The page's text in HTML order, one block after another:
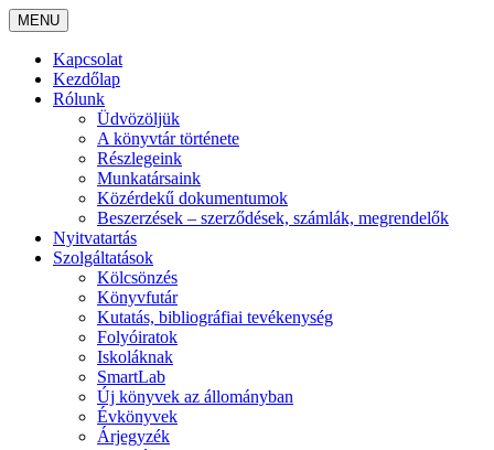
MENU
Kapcsolat
Kezdőlap
Rólunk
Üdvözöljük
A könyvtár története
Részlegeink
Munkatársaink
Közérdekű dokumentumok
Beszerzések – szerződések, számlák, megrendelők
Nyitvatartás
Szolgáltatások
Kölcsönzés
Könyvfutár
Kutatás, bibliográfiai tevékenység
Folyóiratok
Iskoláknak
SmartLab
Új könyvek az állományban
Évkönyvek
Árjegyzék